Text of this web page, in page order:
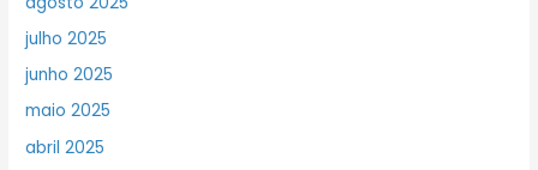
julho 2025
junho 2025
maio 2025
abril 2025